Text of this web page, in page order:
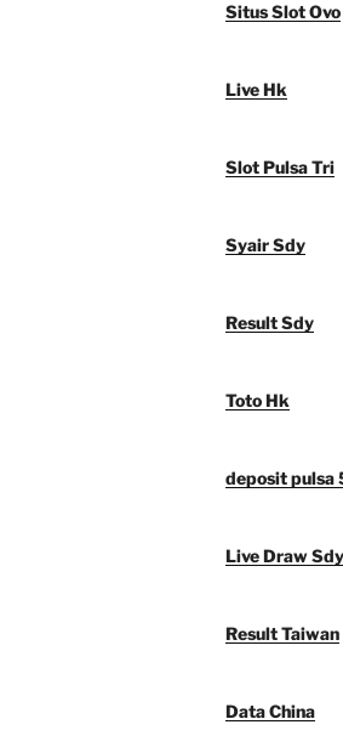
Situs Slot Ovo
Live Hk
Slot Pulsa Tri
Syair Sdy
Result Sdy
Toto Hk
deposit pulsa
Live Draw Sdy
Result Taiwan
Data China